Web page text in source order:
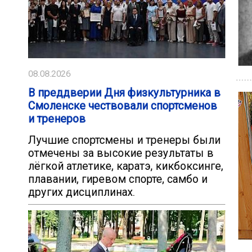
08.08.2026
В преддверии Дня физкультурника в
Смоленске чествовали спортсменов
и тренеров
Лучшие спортсмены и тренеры были
отмечены за высокие результаты в
лёгкой атлетике, каратэ, кикбоксинге,
плавании, гиревом спорте, самбо и
других дисциплинах.